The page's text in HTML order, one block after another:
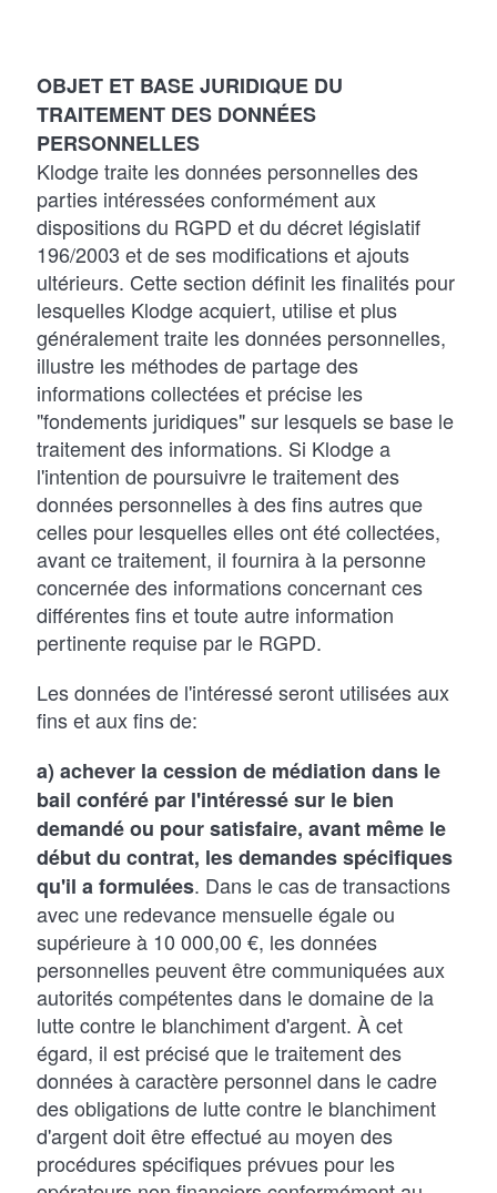
OBJET ET BASE JURIDIQUE DU
TRAITEMENT DES DONNÉES
PERSONNELLES
Klodge traite les données personnelles des
parties intéressées conformément aux
dispositions du RGPD et du décret législatif
196/2003 et de ses modifications et ajouts
ultérieurs. Cette section définit les finalités pour
lesquelles Klodge acquiert, utilise et plus
généralement traite les données personnelles,
illustre les méthodes de partage des
informations collectées et précise les
"fondements juridiques" sur lesquels se base le
traitement des informations. Si Klodge a
l'intention de poursuivre le traitement des
données personnelles à des fins autres que
celles pour lesquelles elles ont été collectées,
avant ce traitement, il fournira à la personne
concernée des informations concernant ces
différentes fins et toute autre information
pertinente requise par le RGPD.
Les données de l'intéressé seront utilisées aux
fins et aux fins de:
a) achever la cession de médiation dans le
bail conféré par l'intéressé sur le bien
demandé ou pour satisfaire, avant même le
début du contrat, les demandes spécifiques
qu'il a formulées. Dans le cas de transactions
avec une redevance mensuelle égale ou
supérieure à 10 000,00 €, les données
personnelles peuvent être communiquées aux
autorités compétentes dans le domaine de la
lutte contre le blanchiment d'argent. À cet
égard, il est précisé que le traitement des
données à caractère personnel dans le cadre
des obligations de lutte contre le blanchiment
d'argent doit être effectué au moyen des
procédures spécifiques prévues pour les